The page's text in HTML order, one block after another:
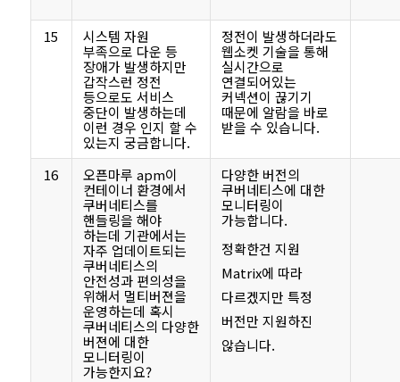
15
시스템 자원
부족으로 다운 등
장애가 발생하지만
갑작스런 정전
등으로도 서비스
중단이 발생하는데
이런 경우 인지 할 수
있는지 궁금합니다.
정전이 발생하더라도
웹소켓 기술을 통해
실시간으로
연결되어있는
커넥션이 끊기기
때문에 알람을 바로
받을 수 있습니다.
16
오픈마루 apm이
컨테이너 환경에서
쿠버네티스를
핸들링을 해야
하는데 기관에서는
자주 업데이트되는
쿠버네티스의
안전성과 편의성을
위해서 멀티버젼을
운영하는데 혹시
쿠버네티스의 다양한
버젼에 대한
모니터링이
가능한지요?
다양한 버전의
쿠버네티스에 대한
모니터링이
가능합니다.
정확한건 지원
Matrix에 따라
다르겠지만 특정
버전만 지원하진
않습니다.